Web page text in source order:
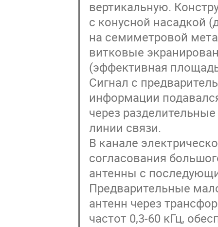
вертикальную.
с конусной насадкой
на семиметровой
витковые
(эффективная
Сигнал с
информации
через
линии связи.
В канале
согласования
антенны с
Предварительные
антенн через
частот 0,3-60 кГц,